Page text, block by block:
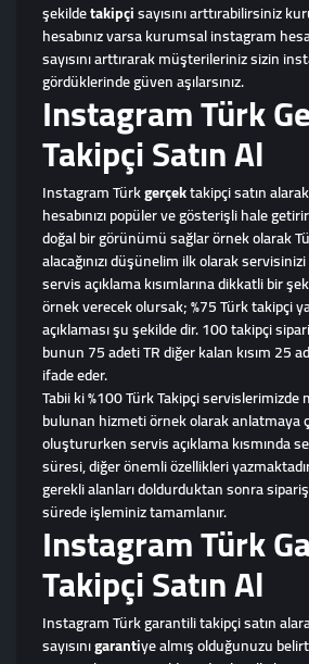
şekildetakipçisayısını arttırabilirsiniz
hesabınız varsa kurumsal instagram
sayısını arttırarak müşterileriniz sizin
gördüklerinde güven aşılarsınız.
Instagram Türk
Takipçi Satın Al
Instagram Türkgerçektakipçi satın
hesabınızı popüler ve gösterişli hale
doğal bir görünümü sağlar örnek olarak
alacağınızı düşünelim ilk olarak
servis açıklama kısımlarına dikkatli bir
örnek verecek olursak; %75 Türk takipçi
açıklaması şu şekilde dir. 100 takipçi
bunun 75 adeti TR diğer kalan kısım 25
ifade eder.
Tabii ki %100 Türk Takipçi servislerimizde
bulunan hizmeti örnek olarak anlatmaya
oluştururken servis açıklama kısmında
süresi, diğer önemli özellikleri
gerekli alanları doldurduktan sonra
sürede işleminiz tamamlanır.
Instagram Türk
Takipçi Satın Al
Instagram Türk garantili takipçi satın
sayısınıgarantiye almış olduğunuzu